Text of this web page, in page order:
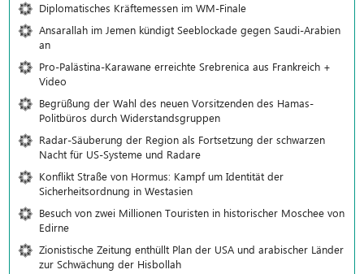
Diplomatisches Kräftemessen im WM-Finale
Ansarallah im Jemen kündigt Seeblockade gegen Saudi-Arabien
an
Pro-Palästina-Karawane erreichte Srebrenica aus Frankreich +
Video
Begrüßung der Wahl des neuen Vorsitzenden des Hamas-
Politbüros durch Widerstandsgruppen
Radar-Säuberung der Region als Fortsetzung der schwarzen
Nacht für US-Systeme und Radare
Konflikt Straße von Hormus: Kampf um Identität der
Sicherheitsordnung in Westasien
Besuch von zwei Millionen Touristen in historischer Moschee von
Edirne
Zionistische Zeitung enthüllt Plan der USA und arabischer Länder
zur Schwächung der Hisbollah